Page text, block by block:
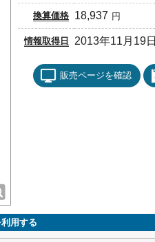
換算価格 18,937 円
情報取得日 2013年11月19日
販売ページを確認
用する